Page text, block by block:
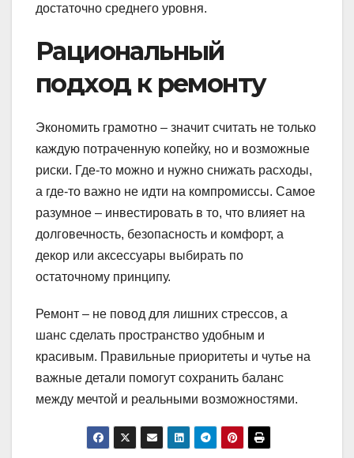
достаточно среднего уровня.
Рациональный
подход к ремонту
Экономить грамотно – значит считать не только
каждую потраченную копейку, но и возможные
риски. Где-то можно и нужно снижать расходы,
а где-то важно не идти на компромиссы. Самое
разумное – инвестировать в то, что влияет на
долговечность, безопасность и комфорт, а
декор или аксессуары выбирать по
остаточному принципу.
Ремонт – не повод для лишних стрессов, а
шанс сделать пространство удобным и
красивым. Правильные приоритеты и чутье на
важные детали помогут сохранить баланс
между мечтой и реальными возможностями.